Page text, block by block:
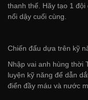
thanh thế. Hãy tạo 1
nổi dậy cuối cùng.
Chiến đấu dựa trên kỹ
Nhập vai anh hùng thời
luyện kỹ năng để dẫn
điển đầy máu và nước